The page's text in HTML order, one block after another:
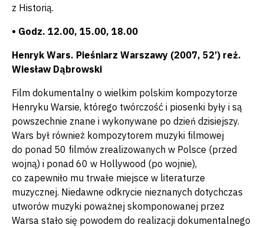
z Historią.
• Godz. 12.00, 15.00, 18.00
Henryk Wars. Pieśniarz Warszawy (2007, 52’) reż.
Wiesław Dąbrowski
Film dokumentalny o wielkim polskim kompozytorze
Henryku Warsie, którego twórczość i piosenki były i są
powszechnie znane i wykonywane po dzień dzisiejszy.
Wars był również kompozytorem muzyki filmowej
do ponad 50 filmów zrealizowanych w Polsce (przed
wojną) i ponad 60 w Hollywood (po wojnie),
co zapewniło mu trwałe miejsce w literaturze
muzycznej. Niedawne odkrycie nieznanych dotychczas
utworów muzyki poważnej skomponowanej przez
Warsa stało się powodem do realizacji dokumentalnego